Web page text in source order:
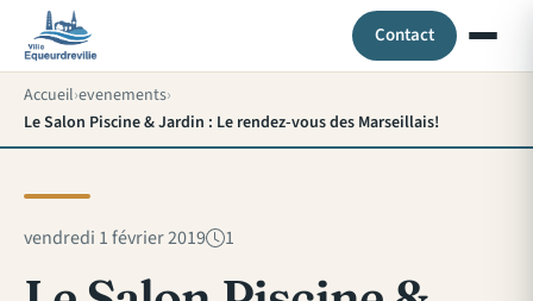
Contact
Accueil evenements
Le Salon Piscine & Jardin : Le rendez-vous des Marseillais!
vendredi 1 février 2019 1